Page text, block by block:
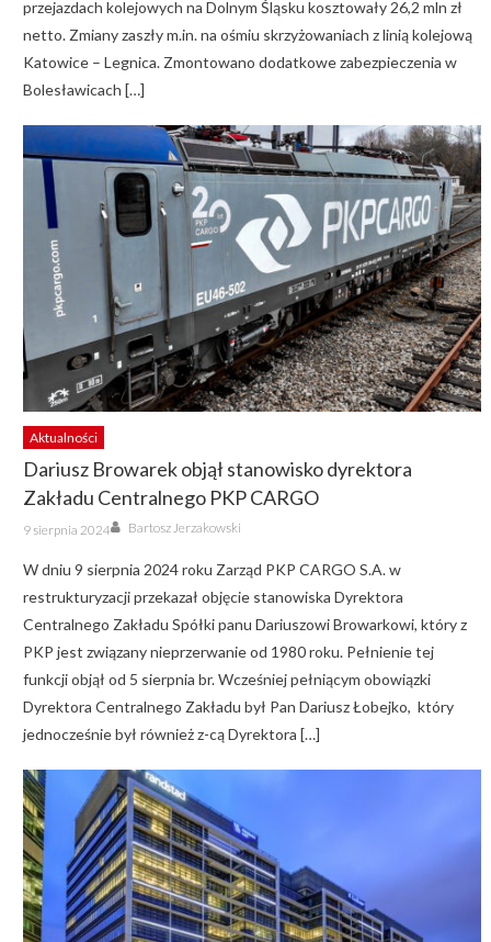
przejazdach kolejowych na Dolnym Śląsku kosztowały 26,2 mln zł
netto. Zmiany zaszły m.in. na ośmiu skrzyżowaniach z linią kolejową
Katowice – Legnica. Zmontowano dodatkowe zabezpieczenia w
Bolesławicach […]
Aktualności
Dariusz Browarek objął stanowisko dyrektora
Zakładu Centralnego PKP CARGO
Posted
on
9 sierpnia 2024 Author
Bartosz Jerzakowski
W dniu 9 sierpnia 2024 roku Zarząd PKP CARGO S.A. w
restrukturyzacji przekazał objęcie stanowiska Dyrektora
Centralnego Zakładu Spółki panu Dariuszowi Browarkowi, który z
PKP jest związany nieprzerwanie od 1980 roku. Pełnienie tej
funkcji objął od 5 sierpnia br. Wcześniej pełniącym obowiązki
Dyrektora Centralnego Zakładu był Pan Dariusz Łobejko, który
jednocześnie był również z-cą Dyrektora […]